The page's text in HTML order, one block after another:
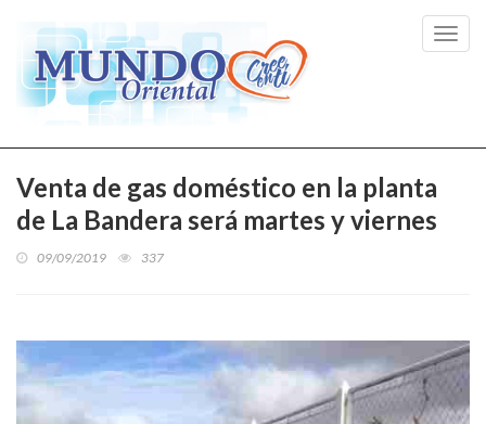
Venta de gas doméstico en la planta
de La Bandera será martes y viernes
09/09/2019 337